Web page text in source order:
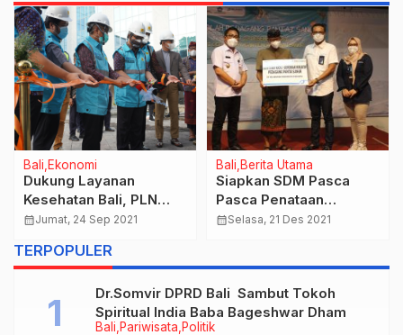
Bali Ekonomi
Dukung Layanan
Kesehatan Bali, PLN
Lakukan 20 Hari Nyala
calendar_monthJumat, 24 Sep 2021
Bali Berita Utama
Siapkan SDM Pasca
Pasca Penataan
Kawasan Pantai Sanur,
Pantai Sanur
calendar_monthSelasa, 21 Des 2021
TERPOPULER
Bali Pariwisata Politik
Dr.Somvir DPRD Bali Sambut Tokoh
Spiritual India Baba Bageshwar Dham